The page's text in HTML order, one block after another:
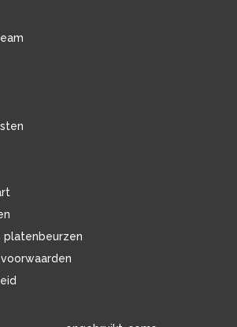
platenbeurzen